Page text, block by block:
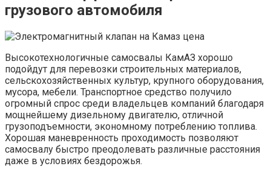
грузового автомобиля
Высокотехнологичные самосвалы КамАЗ хорошо
подойдут для перевозки строительных материалов,
сельскохозяйственных культур, крупного оборудования,
мусора, мебели. Транспортное средство получило
огромный спрос среди владельцев компаний благодаря
мощнейшему дизельному двигателю, отличной
грузоподъемности, экономному потреблению топлива.
Хорошая маневренность проходимость позволяют
самосвалу быстро преодолевать различные расстояния
даже в условиях бездорожья.